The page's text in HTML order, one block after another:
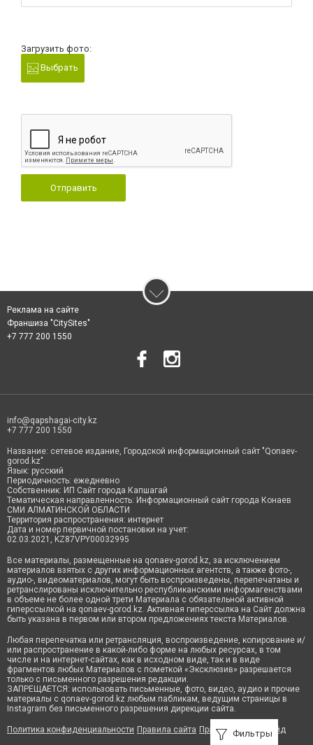
Загрузить фото:
Выбрать
Отправить
Фильтры
Реклама на сайте
Франшиза "CitySites"
+7 777 200 1550
info@qapshagai-city.kz
+7 777 200 1550
Название: сетевое издание, Городской информационный сайт "Qonaev-
gorod.kz"
Язык: русский
Периодичность: ежедневно
Собственник: ИП Сайт города Капшагай
Тематическая направленность: Информационный сайт города Конаев
СМИ АЛМАТИНСКОЙ ОБЛАСТИ
Территория распространения: интернет
Дата и номер первичной постановки на учет:
02.03.2021, KZ87VPY00032995
Все материалы, размещенные на qonaev-gorod.kz, за исключением
материалов взятых с других информационных агентств, а также фото-,
аудио-, видеоматериалов, могут быть воспроизведены, перепечатаны и
ретранслированы исключительно республиканскими информагенствами
в объеме не более одной трети Материала с обязательной активной
гиперссылкой на qonaev-gorod.kz. Активная гиперссылка на Сайт должна
быть указана в первом или втором предложениях текста Материалов.
Любая перепечатка или ретрансляция, воспроизведение, копирование и/
или распространение в какой-либо форме на любых ресурсах, в том
числе и на интернет-сайтах, как в исходном виде, так и в виде
фрагментов любых Материалов с пометкой «Эксклюзив» разрешается
только с письменного разрешения редакции.
ЗАПРЕЩАЕТСЯ: использовать письменные, фото, видео, аудио и прочие
материалы с qonaev-gorod.kz любым пабликам, ведущим страницы в
Instagram без письменного разрешения дирекции сайта.
Политика конфиденциальности Правила сайта Правила классифайд